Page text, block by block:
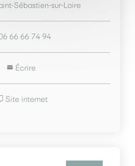
Sébastien-sur-Loire
66 66 74 94
Écrire
Site internet